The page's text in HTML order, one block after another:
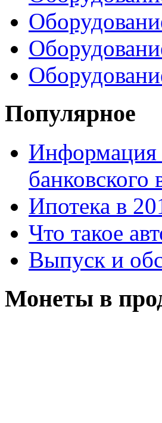
Популярное
Информация
Ипотека в
Что такое
Выпуск и
Монеты в